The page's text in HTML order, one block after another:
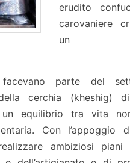
erudito
carovaniere
un
parte del
cerchia (kheshig)
equilibrio tra vita
Con l’appoggio
ambiziosi